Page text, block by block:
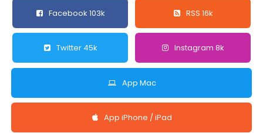
Facebook 103k RSS 16k
Twitter 45k Instagram 8k
App Mac
App iPhone / iPad